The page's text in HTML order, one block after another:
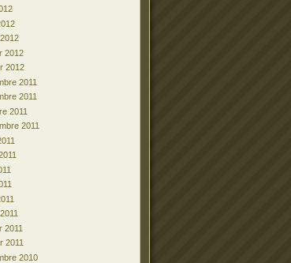
2012
2012
2011
2011
2011
2011
2011
2011
2010